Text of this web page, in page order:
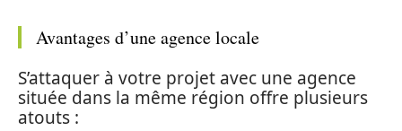
Avantages d’une agence locale
S’attaquer à votre projet avec une agence
située dans la même région offre plusieurs
atouts :